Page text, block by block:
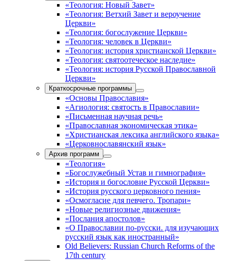
«Теология: Новый Завет»
«Теология: Ветхий Завет и вероучение
Церкви»
«Теология: богослужение Церкви»
«Теология: человек в Церкви»
«Теология: история христианской Церкви»
«Теология: святоотеческое наследие»
«Теология: история Русской Православной
Церкви»
Краткосрочные программы
«Основы Православия»
«Агиология: святость в Православии»
«Письменная научная речь»
«Православная экономическая этика»
«Христианская лексика английского языка»
«Церковнославянский язык»
Архив программ
«Теология»
«Богослужебный Устав и гимнография»
«История и богословие Русской Церкви»
«История русского церковного пения»
«Осмогласие для певчего. Тропари»
«Новые религиозные движения»
«Послания апостолов»
«О Православии по-русски. для изучающих
русский язык как иностранный»
Old Believers: Russian Church Reforms of the
17th century